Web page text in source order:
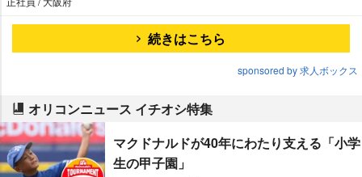
続きはこちら
sponsored by 求人ボックス
オリコンニュース イチオシ特集
マクドナルドが40年にわたり支える「小学
生の甲子園」